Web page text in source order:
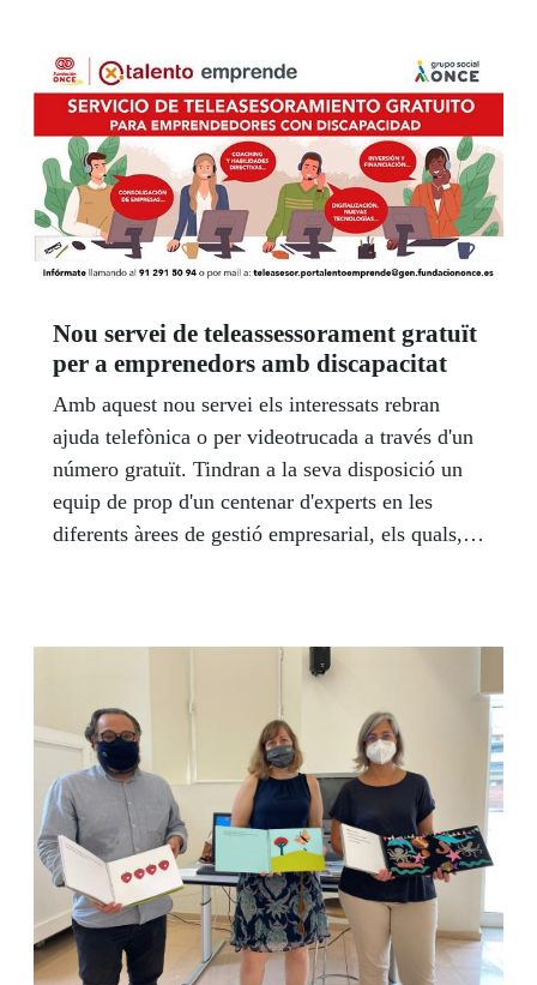
d’esportistes cecs i amb discapacitat visual de
Catalunya van tenir meritòries classificacions:
Xavier Porras, 5è en salt de llargada (diploma);
Pepi Benítez, 11a amb l’equip de rem (diploma;
Youssef Eladaoui, 6è amb l’equip espanyol de
futbol sala i Mari Carmen Paredes i el seu guia
va finalitzar en novena posició a la Marató
(diploma).
Nou servei de teleassessorament gratuït
per a emprenedors amb discapacitat
Amb aquest nou servei els interessats rebran
ajuda telefònica o per videotrucada a través d'un
número gratuït. Tindran a la seva disposició un
equip de prop d'un centenar d'experts en les
diferents àrees de gestió empresarial, els quals,